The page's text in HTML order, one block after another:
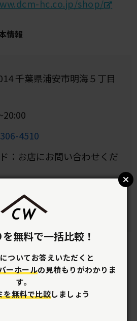
hc.co.jp/shop/
情報
千葉県浦安市明海５丁目
4510
：お店にお問い合わせくだ
お問い合わせください
無料で一括比較！
ついてお答えいただくと
ーホールの見積もりがわかりま
す。
を無料で比較しましょう